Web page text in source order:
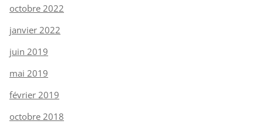
octobre 2022
janvier 2022
juin 2019
mai 2019
février 2019
octobre 2018